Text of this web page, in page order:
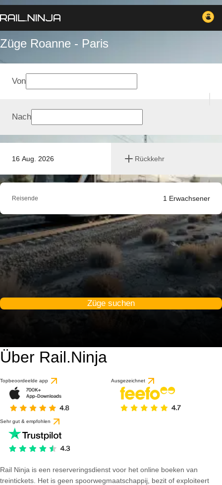
Züge Roanne - Paris
16 Aug. 2026 Rückkehr
Von
Nach
Reisende 1 Erwachsener
Züge suchen
Über Rail.Ninja
Topbeoordeelde app Ausgezeichnet
Sehr gut & empfohlen
Rail Ninja is een reserveringsdienst voor het online boeken van
treintickets. Het is geen spoorwegmaatschappij, bezit of exploiteert